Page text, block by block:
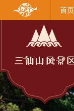
首页